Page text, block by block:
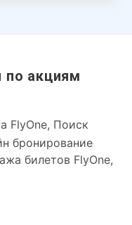
по акциям
FlyOne, Поиск
бронирование
билетов FlyOne,